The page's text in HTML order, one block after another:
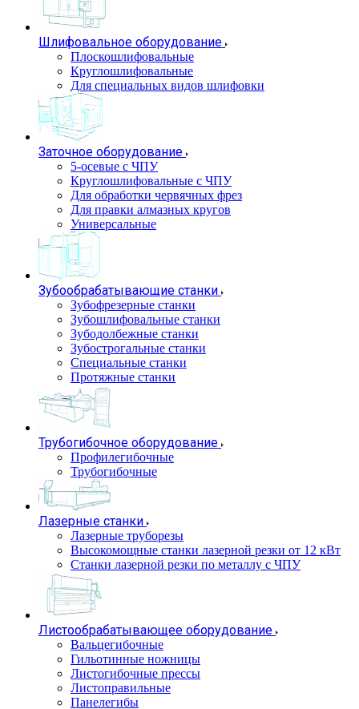
Шлифовальное оборудование
Плоскошлифовальные
Круглошлифовальные
Для специальных видов шлифовки
Заточное оборудование
5-осевые с ЧПУ
Круглошлифовальные с ЧПУ
Для обработки червячных фрез
Для правки алмазных кругов
Универсальные
Зубообрабатывающие станки
Зубофрезерные станки
Зубошлифовальные станки
Зубодолбежные станки
Зубострогальные станки
Специальные станки
Протяжные станки
Трубогибочное оборудование
Профилегибочные
Трубогибочные
Лазерные станки
Лазерные труборезы
Высокомощные станки лазерной резки от 12 кВт
Станки лазерной резки по металлу с ЧПУ
Листообрабатывающее оборудование
Вальцегибочные
Гильотинные ножницы
Листогибочные прессы
Листоправильные
Панелегибы